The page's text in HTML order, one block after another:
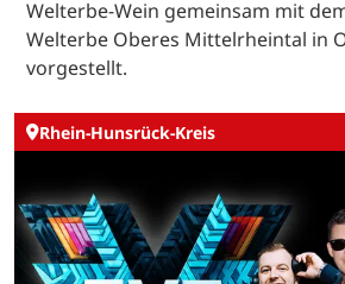
Welterbe-Wein gemeinsam mit
Welterbe Oberes Mittelrheintal in
vorgestellt.
Rhein-Hunsrück-Kreis